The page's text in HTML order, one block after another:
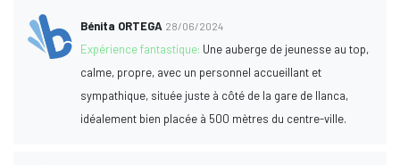
Bénita ORTEGA 28/06/2024
Expérience fantastique: Une auberge de jeunesse au top,
calme, propre, avec un personnel accueillant et
sympathique, située juste à côté de la gare de llanca,
idéalement bien placée à 500 mètres du centre-ville.